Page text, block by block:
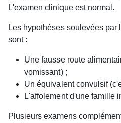
L'examen clinique est normal.
Les hypothèses soulevées par
sont :
Une fausse route
vomissant) ;
Un équivalent convulsif
L'affolement d'une famille
Plusieurs examens